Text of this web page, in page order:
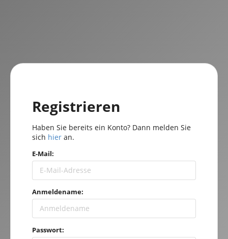
Registrieren
Haben Sie bereits ein Konto? Dann melden Sie
sich hier an.
E-Mail:
Anmeldename:
Passwort: